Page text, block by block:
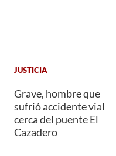
JUSTICIA
Grave, hombre que
sufrió accidente vial
cerca del puente El
Cazadero